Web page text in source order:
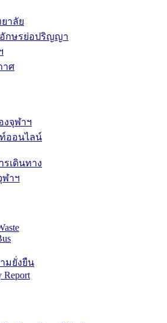
าลัย
กษรย่อปริญญา
าศ
งจุฬาฯ
ออนไลน์
เดินทาง
ฬาฯ
มยั่งยืน
Report